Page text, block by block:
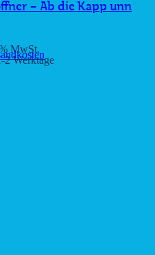
– Ab die Kapp unn
MwSt.
2 Werktage